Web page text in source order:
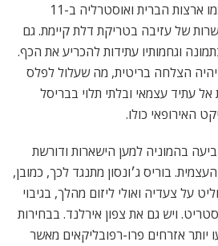
להסכמי סחר עם מדינות כמו ארצות הברית ואוסטרליה ב-11
של עזיבה בטריקת דלת קיימת. גם
וגחמותיו עתידות להכריע את הכף.
יהיה הצלחה בריטית, מה שעלול לפלס
עתיד עצמאי ובלתי תלוי בבריסל
האירופאי כולו.
בהמוניה למען הישארות ודורשת
בוריס ג׳ונסון מתנגד לכך, כמובן,
על צעדיה ואולי ליזום מהלך, בגיבוי
ויש גם את צפון אירלנד. בבחירות
יותר אזרחים פרו-רפובליקאים מאשר